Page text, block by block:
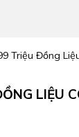
Triệu Đồng
LIỆU